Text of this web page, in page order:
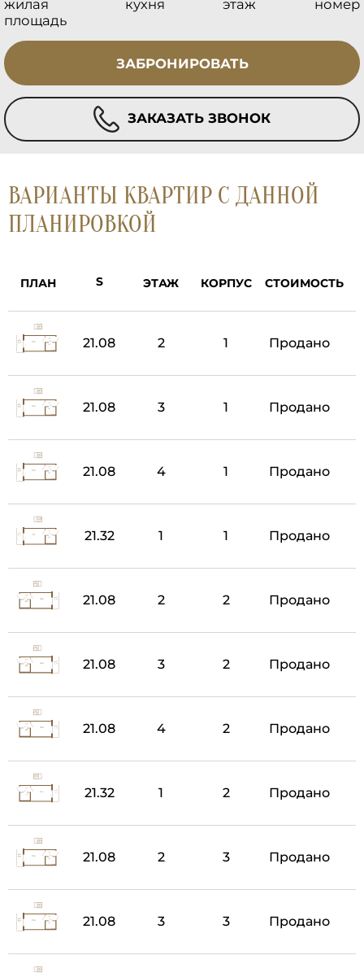
жилая
площадь
кухня этаж номер
ЗАБРОНИРОВАТЬ
ЗАКАЗАТЬ ЗВОНОК
ВАРИАНТЫ КВАРТИР С ДАННОЙ
ПЛАНИРОВКОЙ
ПЛАН ЭТАЖ КОРПУС СТОИМОСТЬ
21.08 2 1 Продано
21.08 3 1 Продано
21.08 4 1 Продано
21.32 1 1 Продано
21.08 2 2 Продано
21.08 3 2 Продано
21.08 4 2 Продано
21.32 1 2 Продано
21.08 2 3 Продано
21.08 3 3 Продано